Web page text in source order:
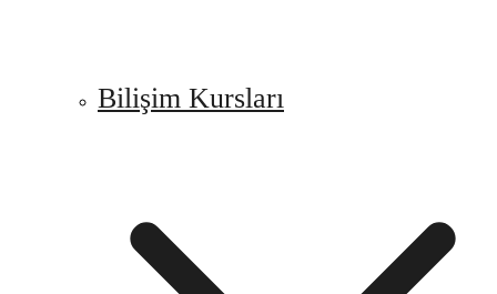
Bilişim Kursları